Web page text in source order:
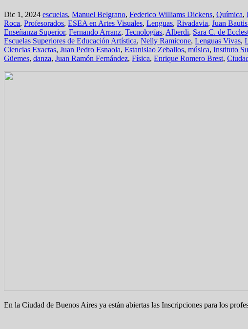
Dic 1, 2024 escuelas, Manuel Belgrano, Federico Williams Dickens, Química,
Roca, Profesorados, ESEA en Artes Visuales, Lenguas, Rivadavia, Juan
Enseñanza Superior, Fernando Arranz, Tecnologías, Alberdi, Sara C. de
Escuelas Superiores de Educación Artística, Nelly Ramicone, Lenguas Vivas,
Ciencias Exactas, Juan Pedro Esnaola, Estanislao Zeballos, música, Instituto
Güemes, danza, Juan Ramón Fernández, Física, Enrique Romero Brest,
En la Ciudad de Buenos Aires ya están abiertas las Inscripciones para los